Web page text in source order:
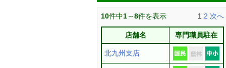
10件中1～8件を表示 1 2 次へ
店舗名 専門職員駐在
北九州支店